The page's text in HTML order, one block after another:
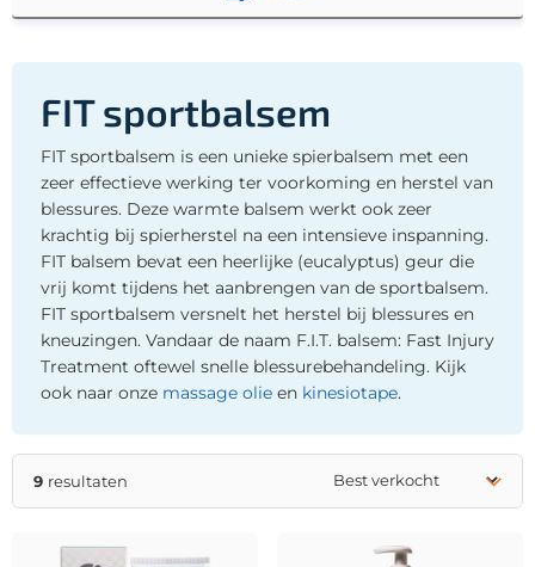
FIT sportbalsem
FIT sportbalsem is een unieke spierbalsem met een
zeer effectieve werking ter voorkoming en herstel van
blessures. Deze warmte balsem werkt ook zeer
krachtig bij spierherstel na een intensieve inspanning.
FIT balsem bevat een heerlijke (eucalyptus) geur die
vrij komt tijdens het aanbrengen van de sportbalsem.
FIT sportbalsem versnelt het herstel bij blessures en
kneuzingen. Vandaar de naam F.I.T. balsem: Fast Injury
Treatment oftewel snelle blessurebehandeling. Kijk
ook naar onze massage olie en kinesiotape.
9 resultaten